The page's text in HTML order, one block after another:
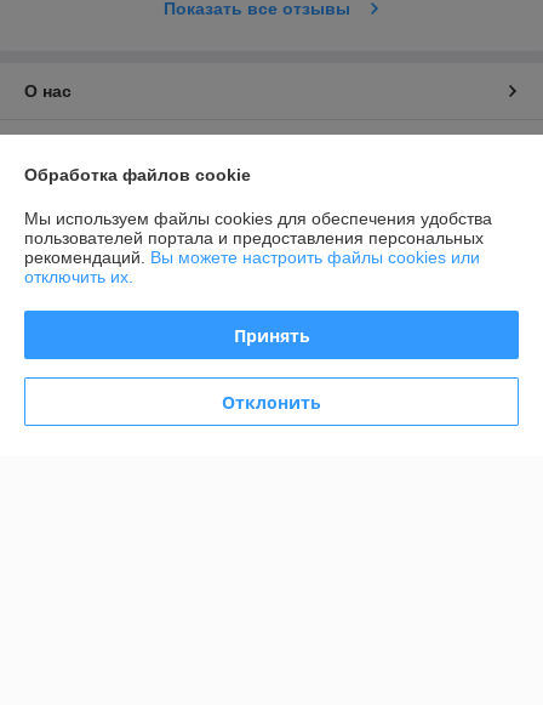
Показать все отзывы
О нас
График работы
Полная версия сайта
Политика обработки cookies
Обработка файлов cookie
Мы используем файлы cookies для обеспечения удобства
пользователей портала и предоставления персональных
рекомендаций. Вы можете настроить файлы cookies или
отключить их.
Принять
Отклонить